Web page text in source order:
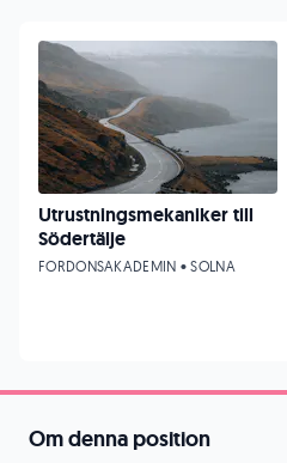
Om denna position
Utrustningsmekaniker till
Södertälje
FORDONSAKADEMIN • SOLNA